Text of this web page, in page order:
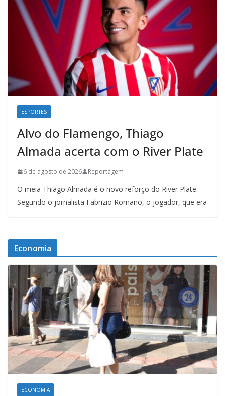
ESPORTES
Alvo do Flamengo, Thiago
Almada acerta com o River Plate
6 de agosto de 2026 Reportagem
O meia Thiago Almada é o novo reforço do River Plate.
Segundo o jornalista Fabrizio Romano, o jogador, que era
Economia
ECONOMIA